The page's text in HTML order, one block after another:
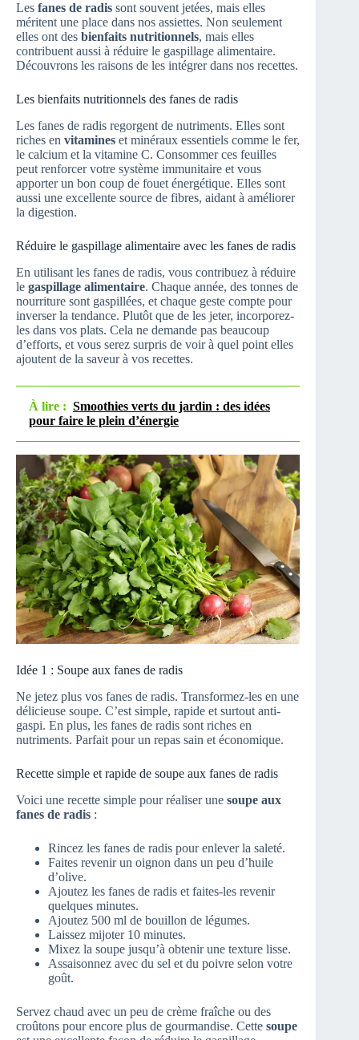
Les fanes de radis sont souvent jetées, mais elles
méritent une place dans nos assiettes. Non seulement
elles ont des bienfaits nutritionnels, mais elles
contribuent aussi à réduire le gaspillage alimentaire.
Découvrons les raisons de les intégrer dans nos recettes.
Les bienfaits nutritionnels des fanes de radis
Les fanes de radis regorgent de nutriments. Elles sont
riches en vitamines et minéraux essentiels comme le fer,
le calcium et la vitamine C. Consommer ces feuilles
peut renforcer votre système immunitaire et vous
apporter un bon coup de fouet énergétique. Elles sont
aussi une excellente source de fibres, aidant à améliorer
la digestion.
Réduire le gaspillage alimentaire avec les fanes de radis
En utilisant les fanes de radis, vous contribuez à réduire
le gaspillage alimentaire. Chaque année, des tonnes de
nourriture sont gaspillées, et chaque geste compte pour
inverser la tendance. Plutôt que de les jeter, incorporez-
les dans vos plats. Cela ne demande pas beaucoup
d’efforts, et vous serez surpris de voir à quel point elles
ajoutent de la saveur à vos recettes.
À lire : Smoothies verts du jardin : des idées
pour faire le plein d’énergie
Idée 1 : Soupe aux fanes de radis
Ne jetez plus vos fanes de radis. Transformez-les en une
délicieuse soupe. C’est simple, rapide et surtout anti-
gaspi. En plus, les fanes de radis sont riches en
nutriments. Parfait pour un repas sain et économique.
Recette simple et rapide de soupe aux fanes de radis
Voici une recette simple pour réaliser une soupe aux
fanes de radis :
Rincez les fanes de radis pour enlever la saleté.
Faites revenir un oignon dans un peu d’huile
d’olive.
Ajoutez les fanes de radis et faites-les revenir
quelques minutes.
Ajoutez 500 ml de bouillon de légumes.
Laissez mijoter 10 minutes.
Mixez la soupe jusqu’à obtenir une texture lisse.
Assaisonnez avec du sel et du poivre selon votre
goût.
Servez chaud avec un peu de crème fraîche ou des
croûtons pour encore plus de gourmandise. Cette soupe